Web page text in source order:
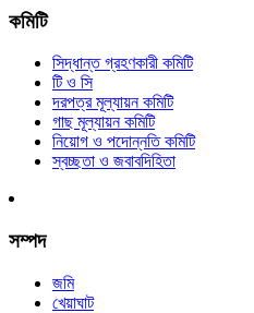
কমিটি
সিদ্ধান্ত গ্রহণকারী কমিটি
টি ও সি
দরপত্র মূল্যায়ন কমিটি
গাছ মূল্যায়ন কমিটি
নিয়োগ ও পদোন্নতি কমিটি
স্বচ্ছতা ও জবাবদিহিতা
সম্পদ
জমি
খেয়াঘাট